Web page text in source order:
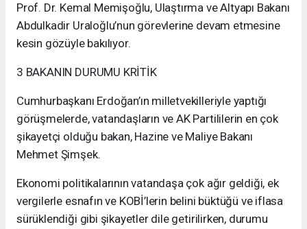
Prof. Dr. Kemal Memişoğlu, Ulaştırma ve Altyapı Bakanı
Abdulkadir Uraloğlu’nun görevlerine devam etmesine
kesin gözüyle bakılıyor.
3 BAKANIN DURUMU KRİTİK
Cumhurbaşkanı Erdoğan’ın milletvekilleriyle yaptığı
görüşmelerde, vatandaşların ve AK Partililerin en çok
şikayetçi olduğu bakan, Hazine ve Maliye Bakanı
Mehmet Şimşek.
Ekonomi politikalarının vatandaşa çok ağır geldiği, ek
vergilerle esnafın ve KOBİ’lerin belini büktüğü ve iflasa
sürüklendiği gibi şikayetler dile getirilirken, durumu